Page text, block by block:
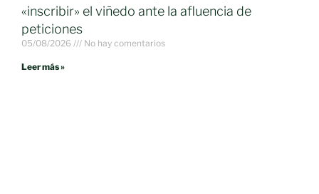
«inscribir» el viñedo ante la afluencia de
peticiones
05/08/2026 No hay comentarios
Leer más »